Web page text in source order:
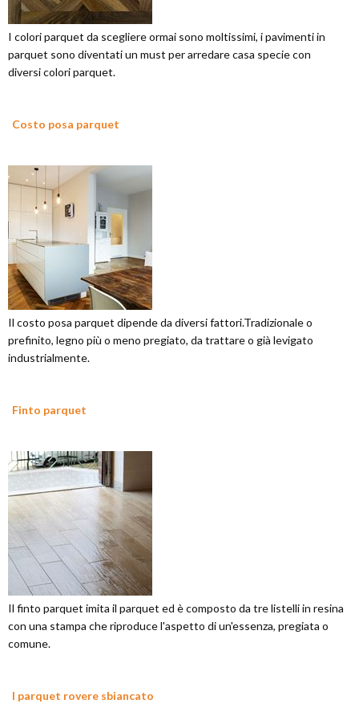
I colori parquet da scegliere ormai sono moltissimi, i pavimenti in
parquet sono diventati un must per arredare casa specie con
diversi colori parquet.
Costo posa parquet
Il costo posa parquet dipende da diversi fattori.Tradizionale o
prefinito, legno più o meno pregiato, da trattare o già levigato
industrialmente.
Finto parquet
Il finto parquet imita il parquet ed è composto da tre listelli in resina
con una stampa che riproduce l'aspetto di un'essenza, pregiata o
comune.
I parquet rovere sbiancato